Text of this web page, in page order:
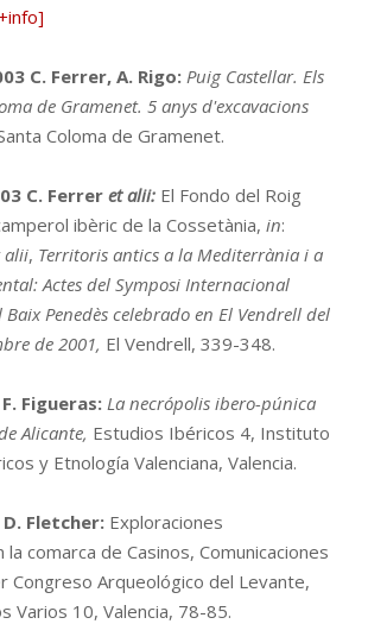
C. Ferrer, A. Rigo: Puig Castellar. Els
de Gramenet. 5 anys d'excavacions
Coloma de Gramenet.
C. Ferrer et alii: El Fondo del Roig
ibèric de la Cossetània, in:
alii, Territoris antics a la Mediterrània i a
Actes del Symposi Internacional
Penedès celebrado en El Vendrell del
de 2001, El Vendrell, 339-348.
F. Figueras: La necrópolis ibero-púnica
Alicante, Estudios Ibéricos 4, Instituto
y Etnología Valenciana, Valencia.
D. Fletcher: Exploraciones
comarca de Casinos, Comunicaciones
Congreso Arqueológico del Levante,
Varios 10, Valencia, 78-85.